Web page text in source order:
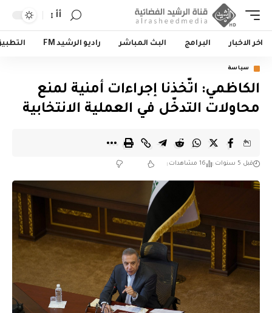
أأ
اخر الاخبار البرامج البث المباشر راديو الرشيد FM
سياسة
الكاظمي: اتّخذنا إجراءات أمنية لمنع
محاولات التدخّل في العملية الانتخابية
قبل 5 سنوات 16 مشاهدات